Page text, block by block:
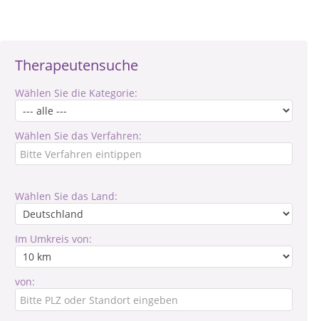
Therapeutensuche
Wählen Sie die Kategorie:
Wählen Sie das Verfahren:
Wählen Sie das Land:
Im Umkreis von:
von: